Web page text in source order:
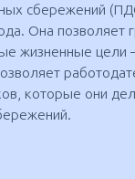
долгосрочных
взносов,
перевести в
накопления в
средств. И